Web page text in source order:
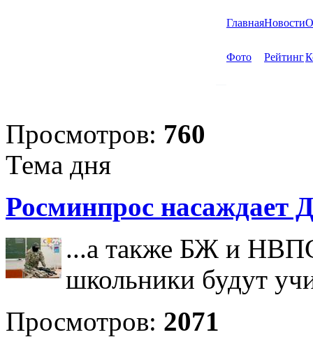
ГлавнаяНовости
Фото Рейтинг
Просмотров: 760
Тема дня
Росминпрос насаждает
...а также БЖ и НВПС
школьники будут
Просмотров: 2071